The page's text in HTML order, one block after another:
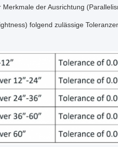
Merkmale der Ausrichtung
folgend zulässige